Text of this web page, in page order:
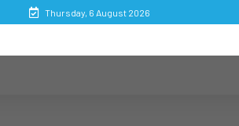
Thursday, 6 August 2026